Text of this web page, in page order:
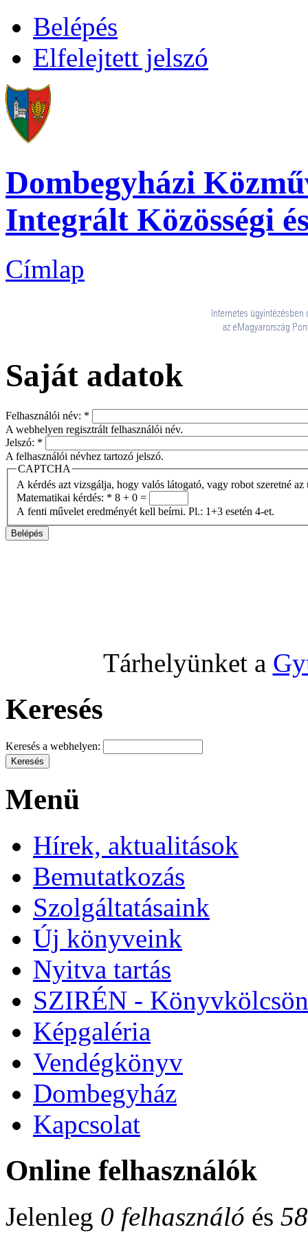
Belépés
Elfelejtett jelszó
Dombegyházi
Integrált Közösségi
Címlap
Saját adatok
Felhasználói név: *
A webhelyen regisztrált felhasználói név.
Jelszó: *
A felhasználói névhez tartozó jelszó.
CAPTCHA
A kérdés azt vizsgálja, hogy valós látogató, vagy robot szeretné
Matematikai kérdés: * 8 + 0 =
A fenti művelet eredményét kell beírni. Pl.: 1+3 esetén 4-et.
Tárhelyünket a
Keresés
Keresés a webhelyen:
Menü
Hírek, aktualitások
Bemutatkozás
Szolgáltatásaink
Új könyveink
Nyitva tartás
SZIRÉN -
Képgaléria
Vendégkönyv
Dombegyház
Kapcsolat
Online felhasználók
Jelenleg 0 felhasználó és